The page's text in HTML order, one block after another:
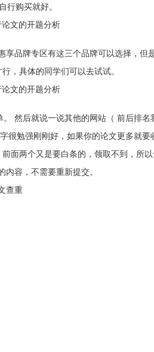
行购买就好。
品牌专区有这三个品牌可以选择，但
，具体的同学们可以去试试。
然后就说一说其他的网站（ 前后排
勉强刚刚好，如果你的论文更多就
面两个又是要白条的，领取不到，所
容，不需要重新提交。